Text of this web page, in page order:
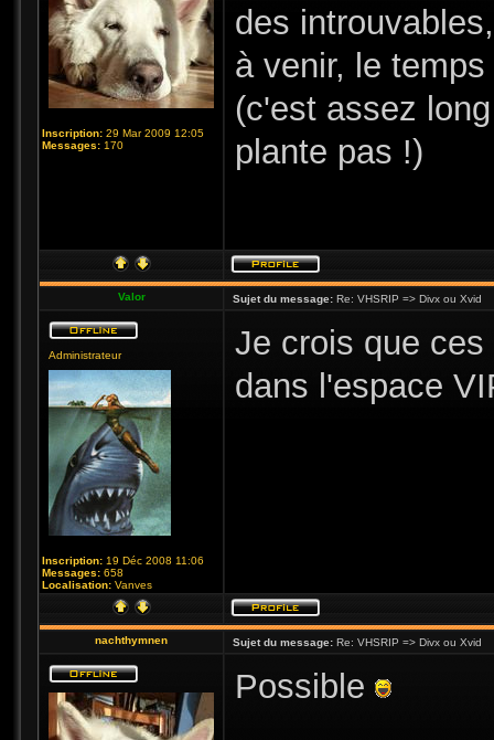
Inscription: 29 Mar 2009 12:05
Messages: 170
des
à venir, le
(c'est assez
plante pas !)
Valor Sujet du message: Re: VHSRIP => Divx ou Xvid
Administrateur
Inscription: 19 Déc 2008 11:06
Messages: 658
Localisation: Vanves
Je crois que
dans l'espace
nachthymnen Sujet du message: Re: VHSRIP => Divx ou Xvid
Possible